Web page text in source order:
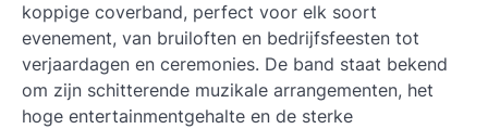
koppige coverband, perfect voor elk soort
evenement, van bruiloften en bedrijfsfeesten tot
verjaardagen en ceremonies. De band staat bekend
om zijn schitterende muzikale arrangementen, het
hoge entertainmentgehalte en de sterke